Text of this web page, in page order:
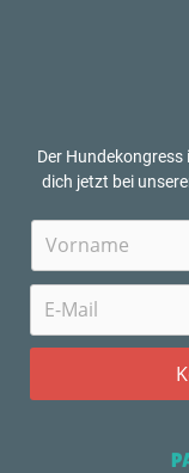
Der
dich jetzt bei